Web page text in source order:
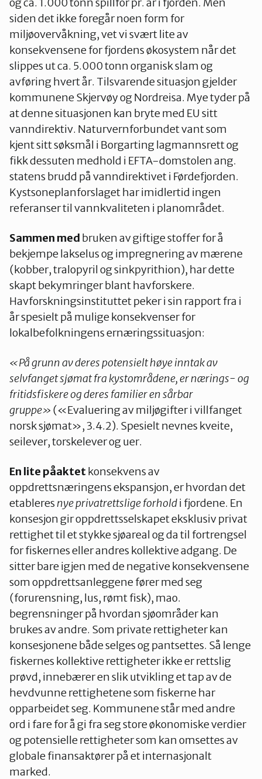
siden det ikke foregår noen form for
miljøovervåkning, vet vi svært lite av
konsekvensene for fjordens økosystem når det
slippes ut ca. 5.000 tonn organisk slam og
avføring hvert år. Tilsvarende situasjon gjelder
kommunene Skjervøy og Nordreisa. Mye tyder på
at denne situasjonen kan bryte med EU sitt
vanndirektiv. Naturvernforbundet vant som
kjent sitt søksmål i Borgarting lagmannsrett og
fikk dessuten medhold i EFTA-domstolen ang.
statens brudd på vanndirektivet i Førdefjorden.
Kystsoneplanforslaget har imidlertid ingen
referanser til vannkvaliteten i planområdet.
Sammen med bruken av giftige stoffer for å
bekjempe lakselus og impregnering av mærene
(kobber, tralopyril og sinkpyrithion), har dette
skapt bekymringer blant havforskere.
Havforskningsinstituttet peker i sin rapport fra i
år spesielt på mulige konsekvenser for
lokalbefolkningens ernæringssituasjon:
«På grunn av deres potensielt høye inntak av
selvfanget sjømat fra kystområdene, er nærings- og
fritidsfiskere og deres familier en sårbar
gruppe» («Evaluering av miljøgifter i villfanget
norsk sjømat», 3.4.2). Spesielt nevnes kveite,
seilever, torskelever og uer.
En lite påaktetkonsekvens av
oppdrettsnæringens ekspansjon, er hvordan det
etableres nye privatrettslige forholdi fjordene. En
konsesjon gir oppdrettsselskapet eksklusiv privat
rettighet til et stykke sjøareal og da til fortrengsel
for fiskernes eller andres kollektive adgang. De
sitter bare igjen med de negative konsekvensene
som oppdrettsanleggene fører med seg
(forurensning, lus, rømt fisk), mao.
begrensninger på hvordan sjøområder kan
brukes av andre. Som private rettigheter kan
konsesjonene både selges og pantsettes. Så lenge
fiskernes kollektive rettigheter ikke er rettslig
prøvd, innebærer en slik utvikling et tap av de
hevdvunne rettighetene som fiskerne har
opparbeidet seg. Kommunene står med andre
ord i fare for å gi fra seg store økonomiske verdier
og potensielle rettigheter som kan omsettes av
globale finansaktører på et internasjonalt
marked.